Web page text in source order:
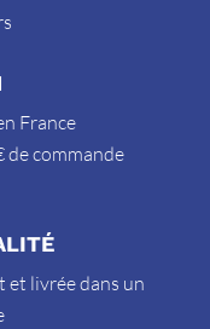
France
de commande
et livrée dans un